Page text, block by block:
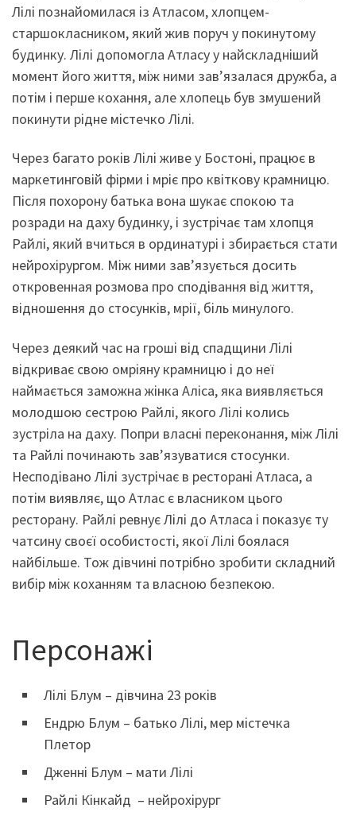
Лілі познайомилася із Атласом, хлопцем-
старшокласником, який жив поруч у покинутому
будинку. Лілі допомогла Атласу у найскладніший
момент його життя, між ними зав’язалася дружба, а
потім і перше кохання, але хлопець був змушений
покинути рідне містечко Лілі.
Через багато років Лілі живе у Бостоні, працює в
маркетинговій фірми і мріє про квіткову крамницю.
Після похорону батька вона шукає спокою та
розради на даху будинку, і зустрічає там хлопця
Райлі, який вчиться в ординатурі і збирається стати
нейрохірургом. Між ними зав’язується досить
откровенная розмова про сподівання від життя,
відношення до стосунків, мрії, біль минулого.
Через деякий час на гроші від спадщини Лілі
відкриває свою омріяну крамницю і до неї
наймається заможна жінка Аліса, яка виявляється
молодшою сестрою Райлі, якого Лілі колись
зустріла на даху. Попри власні переконання, між Лілі
та Райлі починають зав’язуватися стосунки.
Несподівано Лілі зустрічає в ресторані Атласа, а
потім виявляє, що Атлас є власником цього
ресторану. Райлі ревнує Лілі до Атласа і показує ту
чатсину своєї особистості, якої Лілі боялася
найбільше. Тож дівчині потрібно зробити складний
вибір між коханням та власною безпекою.
Персонажі
Лілі Блум – дівчина 23 років
Ендрю Блум – батько Лілі, мер містечка
Плетор
Дженні Блум – мати Лілі
Райлі Кінкайд – нейрохірург